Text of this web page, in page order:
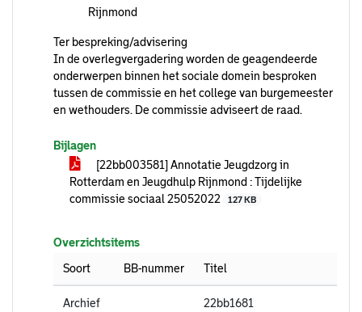
Rijnmond
Ter bespreking/advisering
In de overlegvergadering worden de geagendeerde
onderwerpen binnen het sociale domein besproken
tussen de commissie en het college van burgemeester
en wethouders. De commissie adviseert de raad.
Bijlagen
[22bb003581] Annotatie Jeugdzorg in
Rotterdam en Jeugdhulp Rijnmond : Tijdelijke
commissie sociaal 25052022
127 KB
Overzichtsitems
Soort
BB-nummer Titel
Archief
22bb1681